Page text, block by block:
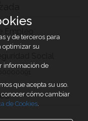
y de terceros para
optimizar su
información de
que acepta su uso.
cómo cambiar
de Cookies.